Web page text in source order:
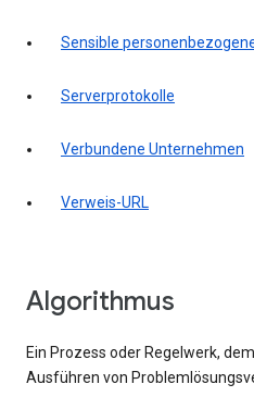
Sensible
Serverprotokolle
Verbundene Unternehmen
Verweis-URL
Algorithmus
Ein Prozess oder Regelwerk,
Ausführen von